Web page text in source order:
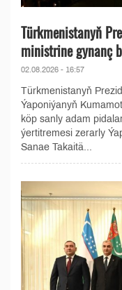
Türkmenistanyň
ministrine gynanç
02.08.2026 - 16:57
Türkmenistanyň
Ýaponiýanyň
köp sanly adam
ýertitremesi zerarly
Sanae Takaitä...